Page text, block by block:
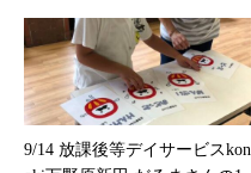
9/14 放課後等デイサービスkon